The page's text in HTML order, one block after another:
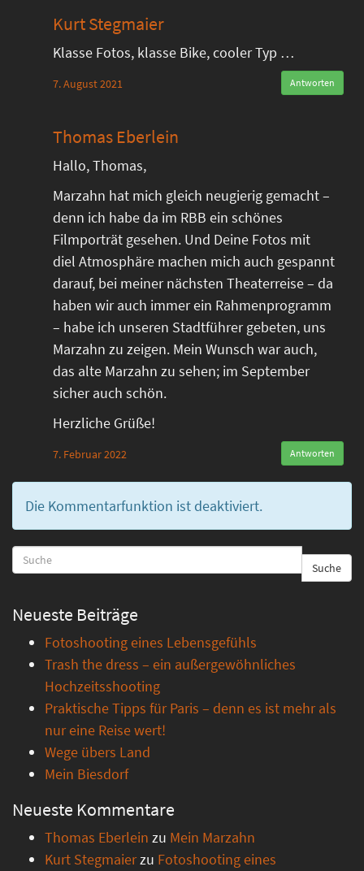
Kurt Stegmaier
Klasse Fotos, klasse Bike, cooler Typ …
7. August 2021 Antworten
Thomas Eberlein
Hallo, Thomas,
Marzahn hat mich gleich neugierig gemacht –
denn ich habe da im RBB ein schönes
Filmporträt gesehen. Und Deine Fotos mit
diel Atmosphäre machen mich auch gespannt
darauf, bei meiner nächsten Theaterreise – da
haben wir auch immer ein Rahmenprogramm
– habe ich unseren Stadtführer gebeten, uns
Marzahn zu zeigen. Mein Wunsch war auch,
das alte Marzahn zu sehen; im September
sicher auch schön.
Herzliche Grüße!
7. Februar 2022 Antworten
Die Kommentarfunktion ist deaktiviert.
Suche
Neueste Beiträge
Fotoshooting eines Lebensgefühls
Trash the dress – ein außergewöhnliches
Hochzeitsshooting
Praktische Tipps für Paris – denn es ist mehr als
nur eine Reise wert!
Wege übers Land
Mein Biesdorf
Neueste Kommentare
Thomas Eberlein zu Mein Marzahn
Kurt Stegmaierzu Fotoshooting eines